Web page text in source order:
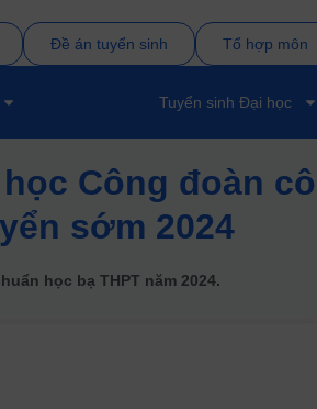
Đề án tuyển sinh Tổ hợp môn
Tuyển sinh Đại học
Công đoàn
sớm 2024
học bạ THPT năm 2024.